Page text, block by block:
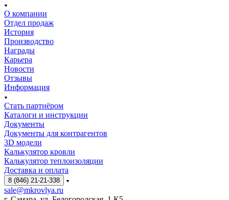
О компании
Отдел продаж
История
Производство
Награды
Карьера
Новости
Отзывы
Информация
Стать партнёром
Каталоги и инструкции
Документы
Документы для контрагентов
3D модели
Калькулятор кровли
Калькулятор теплоизоляции
Доставка и оплата
8 (846) 21-21-338
sale@mkrovlya.ru